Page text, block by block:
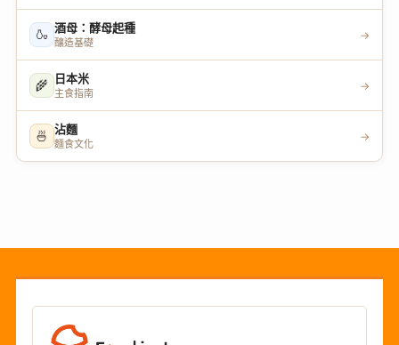
🍶 酒母：酵母起種
釀造基礎
→
🌾 日本米
主食指南
→
🍜 沾麵
麵食文化
→